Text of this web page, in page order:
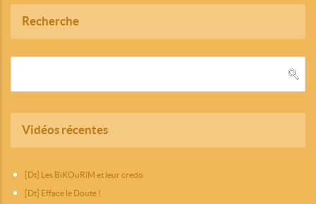
Recherche
Vidéos récentes
[Dt] Les BiKOuRîM et leur credo
[Dt] Efface le Doute !